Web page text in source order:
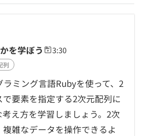
を学ぼう 3:30
列
ラミング言語Rubyを使って、2
要素を指定する2次元配列に
え方を学習しましょう。2次
雑なデータを操作できるよ